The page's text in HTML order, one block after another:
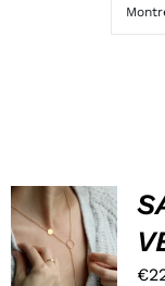
HOP,
DANS
MON
PANIER !
€